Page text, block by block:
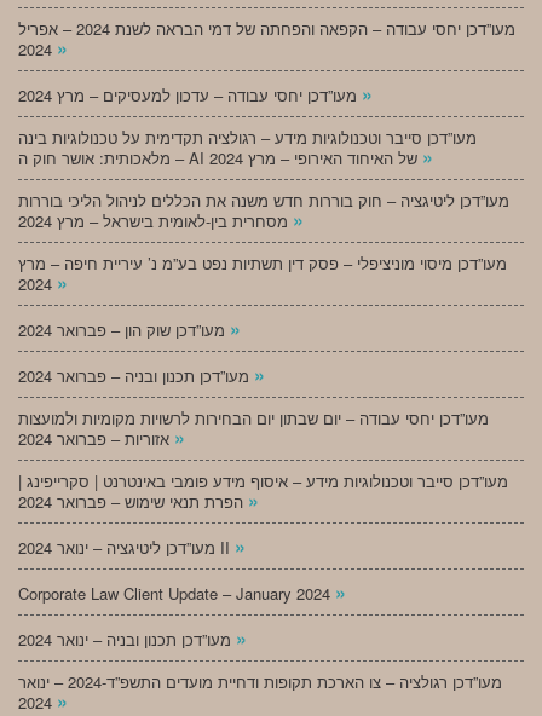
מעו”דכן יחסי עבודה – הקפאה והפחתה של דמי הבראה לשנת 2024 – אפריל
»
»
מעו”דכן סייבר וטכנולוגיות מידע – רגולציה תקדימית על טכנולוגיות בינה
»
מעו”דכן ליטיגציה – חוק בוררות חדש משנה את הכללים לניהול הליכי בוררות
»
מעו”דכן מיסוי מוניציפלי – פסק דין תשתיות נפט בע”מ נ’ עיריית חיפה – מרץ
»
»
»
מעו”דכן יחסי עבודה – יום שבתון יום הבחירות לרשויות מקומיות ולמועצות
»
מעו”דכן סייבר וטכנולוגיות מידע – איסוף מידע פומבי באינטרנט | סקרייפינג |
»
מעו”דכן ליטיגציה – ינואר 2024 II »
Corporate Law Client Update – January 2024 »
»
מעו”דכן רגולציה – צו הארכת תקופות ודחיית מועדים התשפ”ד-2024 – ינואר
»